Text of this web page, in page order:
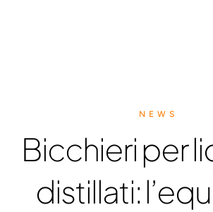
NEWS
Bicchieri per
distillati: